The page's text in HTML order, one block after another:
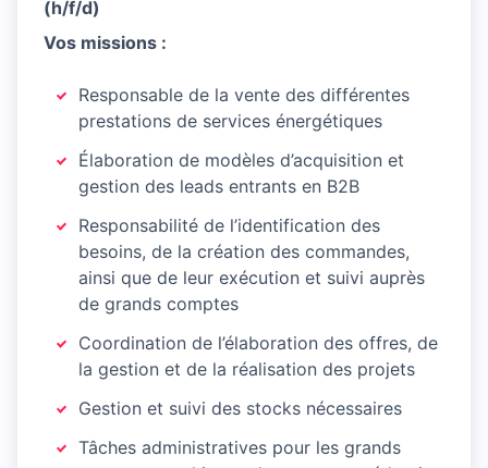
(h/f/d)
Vos missions :
Responsable de la vente des différentes
prestations de services énergétiques
Élaboration de modèles d’acquisition et
gestion des leads entrants en B2B
Responsabilité de l’identification des
besoins, de la création des commandes,
ainsi que de leur exécution et suivi auprès
de grands comptes
Coordination de l’élaboration des offres, de
la gestion et de la réalisation des projets
Gestion et suivi des stocks nécessaires
Tâches administratives pour les grands